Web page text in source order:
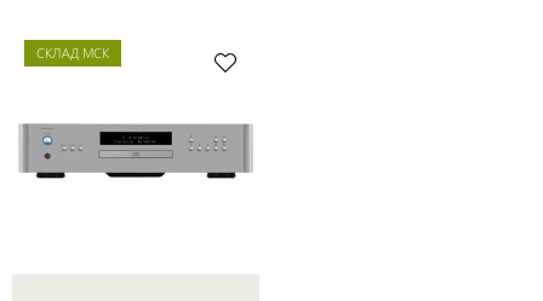
СКЛАД МСК